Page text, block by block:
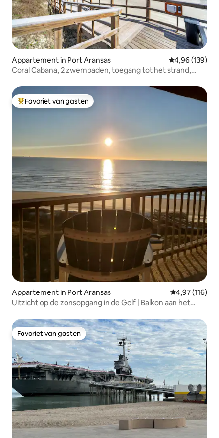
Appartement in Port Aransas Gemiddelde
4,96 (139)
Coral Cabana, 2 zwembaden, toegang tot het strand,
Topfavoriet van gasten
Favoriet van gasten
Appartement in Port Aransas Gemiddelde
4,97 (116)
Uitzicht op de zonsopgang in de Golf | Balkon aan het
Favoriet van gasten
Favoriet van gasten